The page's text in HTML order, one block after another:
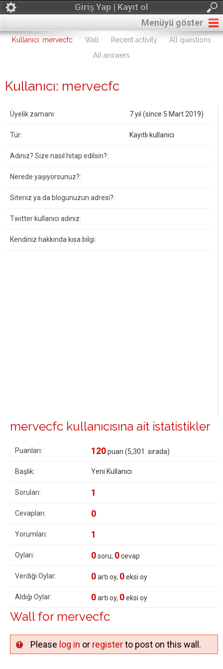
Giriş Yap | Kayıt ol
Menüyü göster
Kullanıcı: mervecfc Wall Recent activity
All questions
All answers
Kullanıcı: mervecfc
Üyelik zamanı: 7 yıl (since 5 Mart 2019)
Tür: Kayıtlı kullanıcı
Adınız? Size nasıl hitap edilsin?:
Nerede yaşıyorsunuz?:
Siteniz ya da blogunuzun adresi?:
Twitter kullanıcı adınız:
Kendiniz hakkında kısa bilgi:
mervecfc kullanıcısına ait istatistikler
Puanları: 120puan (5,301 . sırada)
Başlık: Yeni Kullanıcı
Soruları: 1
Cevapları: 0
Yorumları: 1
Oyları: 0soru, 0cevap
Verdiği Oylar: 0artı oy, 0eksi oy
Aldığı Oylar: 0artı oy, 0eksi oy
Wall for mervecfc
Please log in or registerto post on this wall.